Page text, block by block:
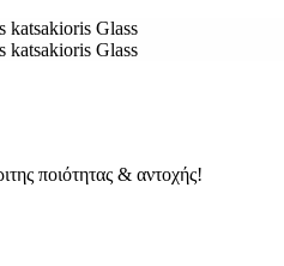
katsakioris Glass
katsakioris Glass
ποιότητας & αντοχής!